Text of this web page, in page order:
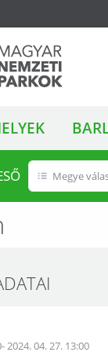
Megye
2024. 04. 27. 13:00